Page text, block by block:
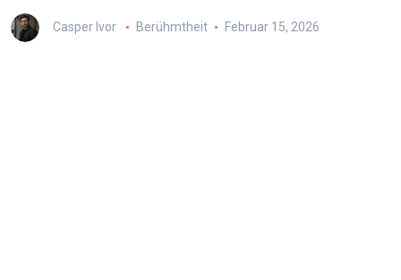
Casper Ivor Berühmtheit Februar 15, 2026